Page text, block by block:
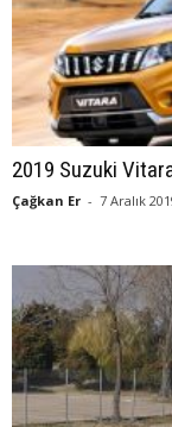
2019 Suzuki
Çağkan Er - 7 Aralık